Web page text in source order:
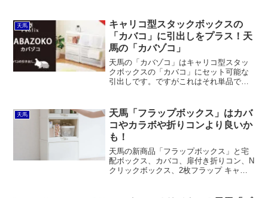
ズと価格の比較もしてみました。
天馬
キャリコ型スタックボックスの
「カバコ」に引出しをプラス！天
馬の「カバゾコ」
天馬の「カバゾコ」はキャリコ型スタッ
クボックスの「カバコ」にセット可能な
引出しです。ですがこれはそれ単品で見
グなどでも使えます。
天馬
天馬「フラップボックス」はカバ
コやカラボや折りコンより良いか
も！
天馬の新商品「フラップボックス」と宅
配ボックス、カバコ、扉付き折りコン、N
クリックボックス、2枚フラップ キャビ